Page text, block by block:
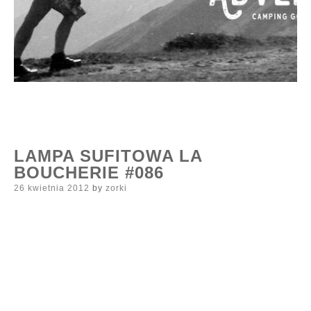
LAMPA SUFITOWA LA
BOUCHERIE #086
Posted
26 kwietnia 2012 by zorki